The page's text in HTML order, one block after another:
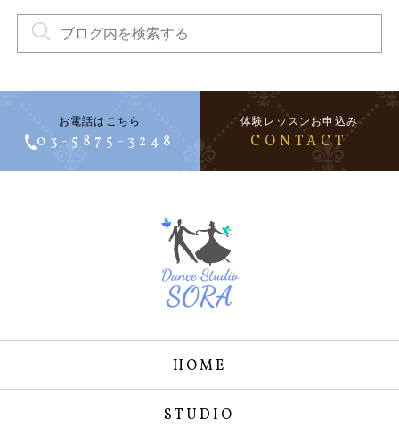
お電話はこちら
03-5875-3248
体験レッスンお申込み
CONTACT
HOME
STUDIO